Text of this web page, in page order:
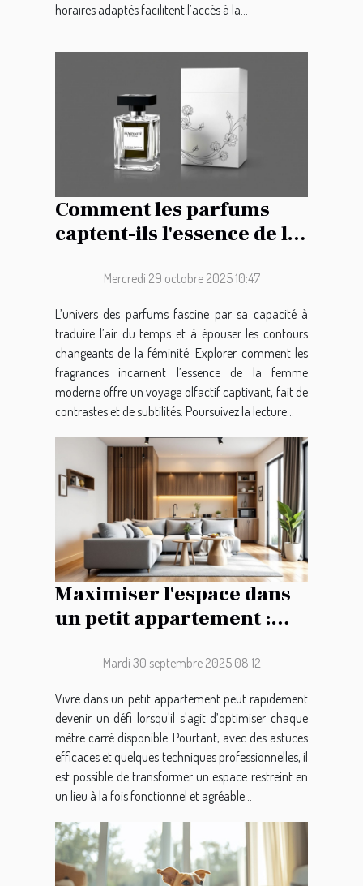
horaires adaptés facilitent l’accès à la...
Comment les parfums
captent-ils l'essence de la
Mercredi 29 octobre 2025 10:47
L’univers des parfums fascine par sa capacité à
traduire l’air du temps et à épouser les contours
changeants de la féminité. Explorer comment les
fragrances incarnent l’essence de la femme
moderne offre un voyage olfactif captivant, fait de
contrastes et de subtilités. Poursuivez la lecture...
Maximiser l'espace dans
un petit appartement :
Mardi 30 septembre 2025 08:12
Vivre dans un petit appartement peut rapidement
devenir un défi lorsqu'il s'agit d’optimiser chaque
mètre carré disponible. Pourtant, avec des astuces
efficaces et quelques techniques professionnelles, il
est possible de transformer un espace restreint en
un lieu à la fois fonctionnel et agréable...